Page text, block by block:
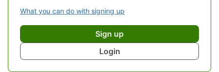
What you can do with signing up
Sign up
Login